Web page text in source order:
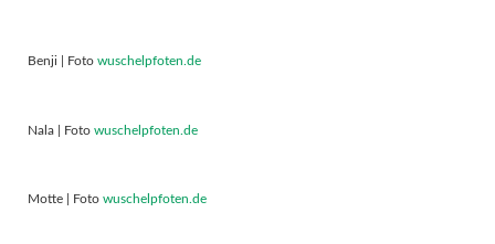
Benji | Foto wuschelpfoten.de
Nala | Foto wuschelpfoten.de
Motte | Foto wuschelpfoten.de